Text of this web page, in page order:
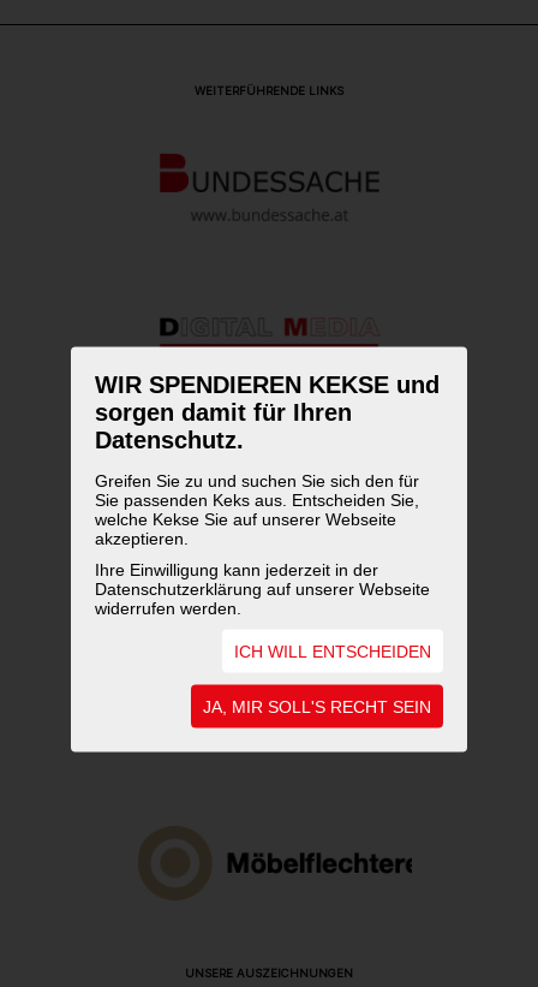
WIR SPENDIEREN KEKSE und
sorgen damit für Ihren
Datenschutz.
Greifen Sie zu und suchen Sie sich den für
Sie passenden Keks aus. Entscheiden Sie,
welche Kekse Sie auf unserer Webseite
akzeptieren.
Ihre Einwilligung kann jederzeit in der
Datenschutzerklärung auf unserer Webseite
widerrufen werden.
ICH WILL ENTSCHEIDEN
JA, MIR SOLL'S RECHT SEIN
WEITERFÜHRENDE LINKS
UNSERE AUSZEICHNUNGEN